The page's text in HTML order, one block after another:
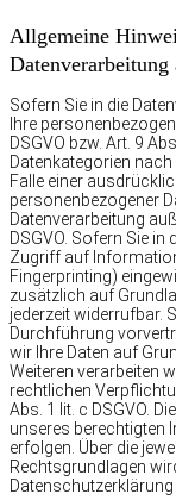
Allgemeine
Sofern Sie in die
Ihre
DSGVO bzw. Art. 9
Datenkategorien nach
Falle einer
personenbezogener
Datenverarbeitung
DSGVO. Sofern Sie
Zugriff auf
Fingerprinting)
zusätzlich auf
jederzeit widerrufbar.
Durchführung
wir Ihre Daten auf
Weiteren verarbeiten
rechtlichen
Abs. 1 lit. c DSGVO.
unseres berechtigten
erfolgen. Über die
Rechtsgrundlagen